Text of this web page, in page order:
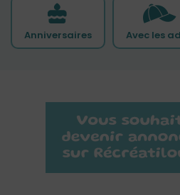
Anniversaires Avec les